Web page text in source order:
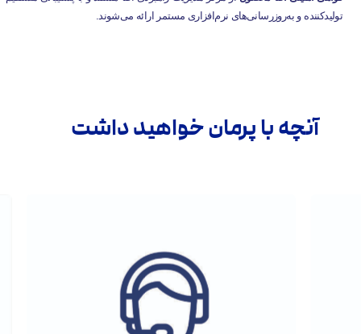
تولیدکننده و به‌روزرسانی‌های نرم‌افزاری مستمر ارائه می‌شوند.
آنچه با پرمان خواهید داشت